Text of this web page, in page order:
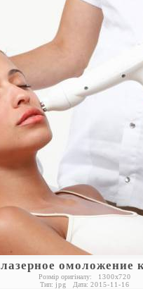
лазерное омоложение
Розмір оригіналу: 1300x720
Тип: jpg Дата: 2015-11-16